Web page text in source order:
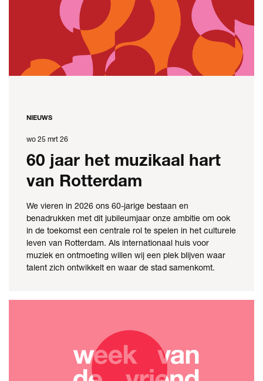
wo 25 mrt 26
60 jaar het muzikaal hart
van Rotterdam
We vieren in 2026 ons 60-jarige bestaan en
benadrukken met dit jubileumjaar onze ambitie om ook
in de toekomst een centrale rol te spelen in het culturele
leven van Rotterdam. Als internationaal huis voor
muziek en ontmoeting willen wij een plek blijven waar
talent zich ontwikkelt en waar de stad samenkomt.
NIEUWS